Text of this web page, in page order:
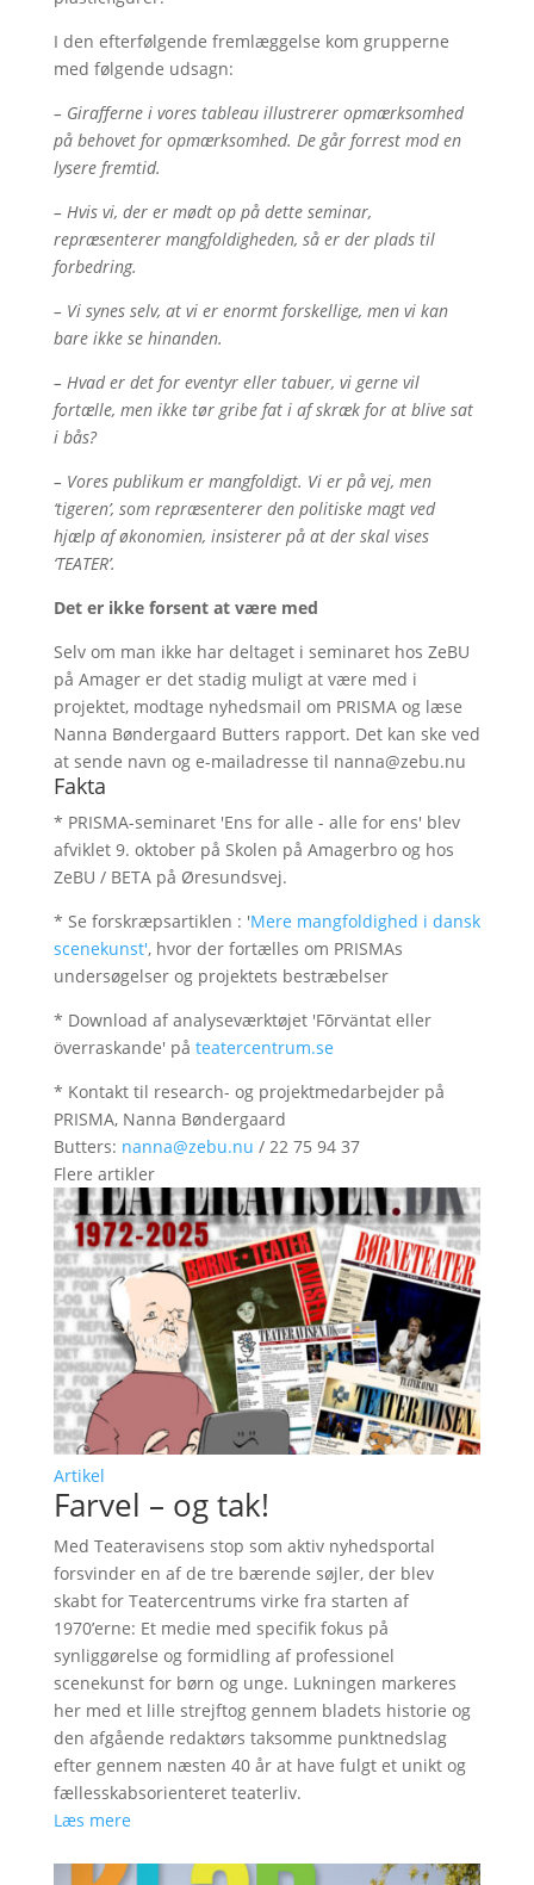
I den efterfølgende fremlæggelse kom grupperne
med følgende udsagn:
– Girafferne i vores tableau illustrerer opmærksomhed
på behovet for opmærksomhed. De går forrest mod en
lysere fremtid.
– Hvis vi, der er mødt op på dette seminar,
repræsenterer mangfoldigheden, så er der plads til
forbedring.
– Vi synes selv, at vi er enormt forskellige, men vi kan
bare ikke se hinanden.
– Hvad er det for eventyr eller tabuer, vi gerne vil
fortælle, men ikke tør gribe fat i af skræk for at blive sat
i bås?
– Vores publikum er mangfoldigt. Vi er på vej, men
‘tigeren’, som repræsenterer den politiske magt ved
hjælp af økonomien, insisterer på at der skal vises
‘TEATER’.
Det er ikke forsent at være med
Selv om man ikke har deltaget i seminaret hos ZeBU
på Amager er det stadig muligt at være med i
projektet, modtage nyhedsmail om PRISMA og læse
Nanna Bøndergaard Butters rapport. Det kan ske ved
at sende navn og e-mailadresse til nanna@zebu.nu
Fakta
* PRISMA-seminaret 'Ens for alle - alle for ens' blev
afviklet 9. oktober på Skolen på Amagerbro og hos
ZeBU / BETA på Øresundsvej.
* Se forskræpsartiklen : 'Mere mangfoldighed i dansk
scenekunst', hvor der fortælles om PRISMAs
undersøgelser og projektets bestræbelser
* Download af analyseværktøjet 'Fōrväntat eller
överraskande' på teatercentrum.se
* Kontakt til research- og projektmedarbejder på
PRISMA, Nanna Bøndergaard
Butters: nanna@zebu.nu / 22 75 94 37
Flere artikler
Artikel
Farvel – og tak!
Med Teateravisens stop som aktiv nyhedsportal
forsvinder en af de tre bærende søjler, der blev
skabt for Teatercentrums virke fra starten af
1970’erne: Et medie med specifik fokus på
synliggørelse og formidling af professionel
scenekunst for børn og unge. Lukningen markeres
her med et lille strejftog gennem bladets historie og
den afgående redaktørs taksomme punktnedslag
efter gennem næsten 40 år at have fulgt et unikt og
fællesskabsorienteret teaterliv.
Læs mere